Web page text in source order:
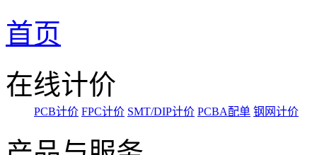
首页
在线计价
PCB计价 FPC计价 SMT/DIP计价 PCBA配单 钢网计价